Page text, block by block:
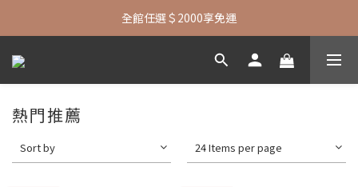
七夕限定| 指定包款+短夾還贈品牌襪子
全館任選＄2000享免運
七夕限定| 指定包款+短夾還贈品牌襪子
熱門推薦
Sort by 24 Items per page